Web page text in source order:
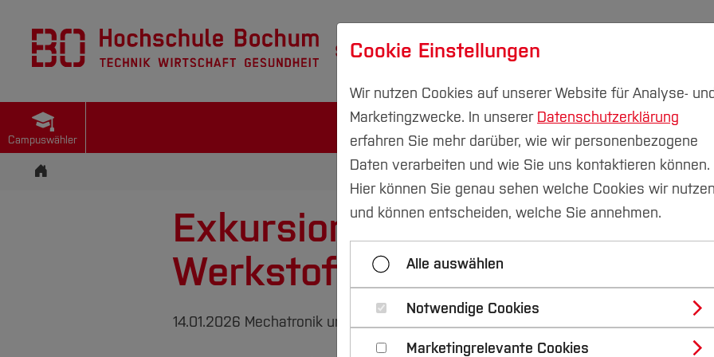
Studium Forschung & Transfer
Campuswähler
Exkursion zu VDM Metals
Werkstoffauswahl in der
14.01.2026 Mechatronik und Maschinenbau (FB M)
Cookie Einstellungen
Wir nutzen Cookies auf unserer Website für Analyse- und
Marketingzwecke. In unserer Datenschutzerklärung
erfahren Sie mehr darüber, wie wir personenbezogene
Daten verarbeiten und wie Sie uns kontaktieren können.
Hier können Sie genau sehen welche Cookies wir nutzen
und können entscheiden, welche Sie annehmen.
Alle auswählen
Notwendige Cookies
Marketingrelevante Cookies